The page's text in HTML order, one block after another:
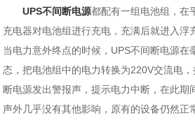
UPS不间断电源都配有一组电池组，在
充电器对电池组进行充电，充满后就进入浮
当电力意外终点的时候，UPS不间断电源在
态，把电池组中的电力转换为220V交流电
断电源发出警报声，提示电力中断，在此期
声外几乎没有其他影响，原有的设备仍然正